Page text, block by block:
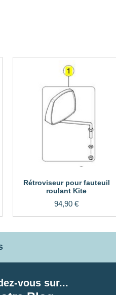
Rétroviseur pour fauteuil
roulant Kite
94,90 €
vous sur...